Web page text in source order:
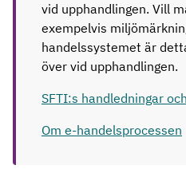
vid upphandlingen. Vill
exempelvis
handelssystemet är
över vid upphandlingen.
SFTI:s handledningar
Om e-handelsprocessen